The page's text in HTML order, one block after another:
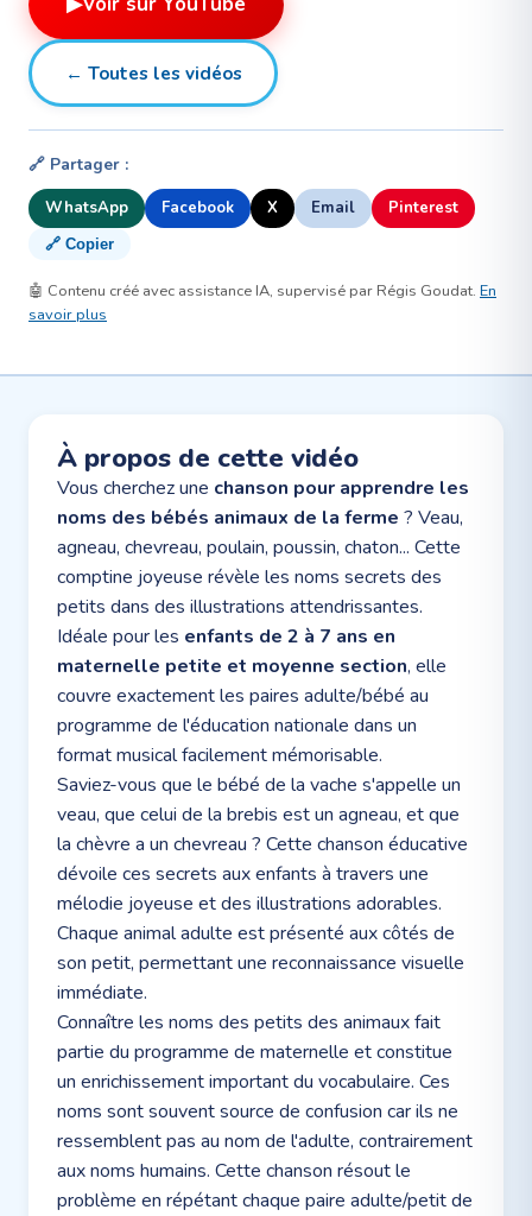
← Toutes les vidéos
🔗 Partager :
WhatsApp Facebook X Email Pinterest
🔗 Copier
🤖 Contenu créé avec assistance IA, supervisé par Régis Goudat. En
savoir plus
À propos de cette vidéo
Vous cherchez une chanson pour apprendre les
noms des bébés animaux de la ferme ? Veau,
agneau, chevreau, poulain, poussin, chaton... Cette
comptine joyeuse révèle les noms secrets des
petits dans des illustrations attendrissantes.
Idéale pour les enfants de 2 à 7 ans en
maternelle petite et moyenne section, elle
couvre exactement les paires adulte/bébé au
programme de l'éducation nationale dans un
format musical facilement mémorisable.
Saviez-vous que le bébé de la vache s'appelle un
veau, que celui de la brebis est un agneau, et que
la chèvre a un chevreau ? Cette chanson éducative
dévoile ces secrets aux enfants à travers une
mélodie joyeuse et des illustrations adorables.
Chaque animal adulte est présenté aux côtés de
son petit, permettant une reconnaissance visuelle
immédiate.
Connaître les noms des petits des animaux fait
partie du programme de maternelle et constitue
un enrichissement important du vocabulaire. Ces
noms sont souvent source de confusion car ils ne
ressemblent pas au nom de l'adulte, contrairement
aux noms humains. Cette chanson résout le
problème en répétant chaque paire adulte/petit de